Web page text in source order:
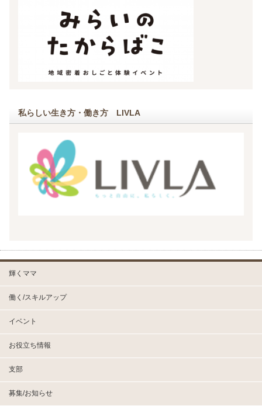
私らしい生き方・働き方 LIVLA
輝くママ
働く/スキルアップ
イベント
お役立ち情報
支部
募集/お知らせ